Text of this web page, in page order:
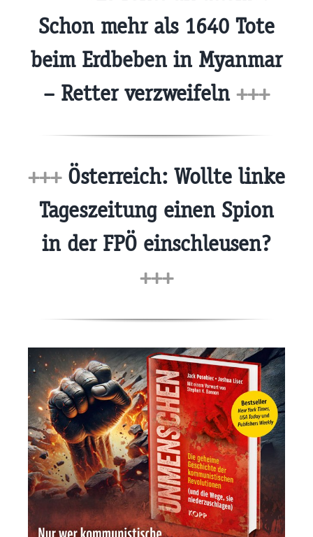
Schon mehr als 1640 Tote
beim Erdbeben in Myanmar
– Retter verzweifeln +++
+++Österreich: Wollte linke
Tageszeitung einen Spion
in der FPÖ einschleusen?
+++